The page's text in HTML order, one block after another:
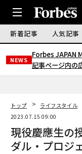
新着記事 人気記事
NEWS
Forbes JAPAN
記事ページ内の
トップ ライフスタイル
2023.07.15 09:00
現役慶應生の
ダル・プロジ